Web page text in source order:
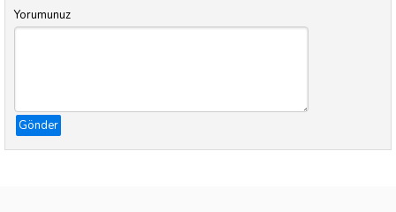
Yorumunuz
Gönder